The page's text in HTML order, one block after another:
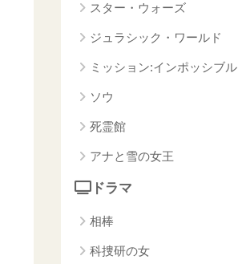
スター・ウォーズ
ジュラシック・ワールド
ミッション:インポッシブル
ソウ
死霊館
アナと雪の女王
ドラマ
相棒
科捜研の女